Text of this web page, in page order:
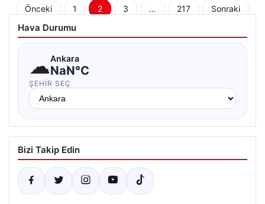
Yazı
sayfalaması
Önceki 1 2 3 … 217 Sonraki
Hava Durumu
☁Ankara
NaN°C
ŞEHIR SEÇ
Bizi Takip Edin